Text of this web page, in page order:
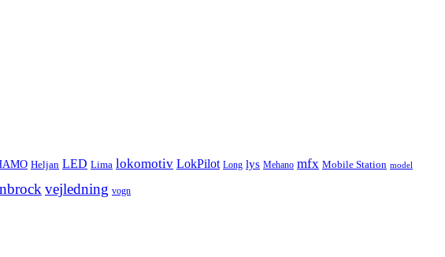
Heljan LED Lima lokomotiv LokPilot Long lys Mehano mfx Mobile Station model
vejledning vogn